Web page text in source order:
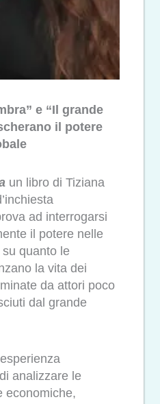
e “Il grande
il potere
un libro di Tiziana
ad interrogarsi
il potere nelle
quanto le
la vita dei
da attori poco
dal grande
analizzare le
economiche,